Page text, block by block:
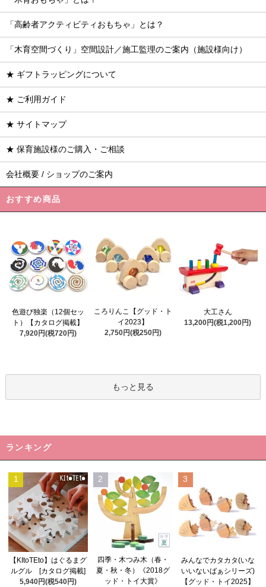
「高齢者アクティビティおもちゃ」とは？
「木育空間づくり」空間設計／施工監理のご案内（施設様向け）
★ ギフトラッピングについて
★ ご利用ガイド
★ サイトマップ
★ 保育施設様のご購入・ご相談
会社概要 / ショップのご案内
おすすめ商品
色遊び独楽（12個セッ
ト）【カタログ掲載】
7,920円(税720円)
ころりんこ【グッド・ト
イ2023】
2,750円(税250円)
大工さん
13,200円(税1,200円)
もっと見る
ランキング
1
【KItoTEto】はぐるまグ
ルグル [カタログ掲載]
5,940円(税540円)
2
四季・木つみ木（春・
夏・秋・冬）《2018グ
ッド・トイ大賞》
3
みんなでカタカタ(いな
いいないばぁシリーズ)
【グッド・トイ2025】